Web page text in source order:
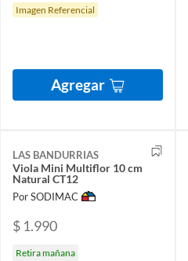
Imagen Referencial
Agregar
LAS BANDURRIAS
Viola Mini Multiflor 10 cm
Natural CT12
Por SODIMAC
$ 1.990
Retira mañana